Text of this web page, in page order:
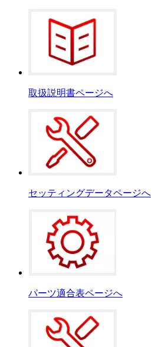
取扱説明書ページへ
セッティングデータページへ
パーツ適合表ページへ